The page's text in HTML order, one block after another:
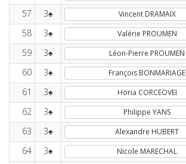
57
3♠ Vincent DRAMAIX
58
3♠ Valérie PROUMEN
59
3♠ Léon-Pierre PROUMEN
60
3♠ François BONMARIAGE
61
3♠ Horia CORCEOVEI
62
3♠ Philippe YANS
63
3♠ Alexandre HUBERT
64
3♠ Nicole MARECHAL